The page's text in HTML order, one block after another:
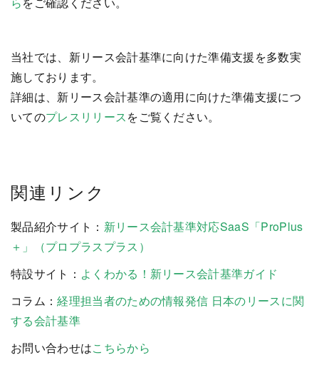
当社では、新リース会計基準に向けた準備支援を多数実
施しております。
詳細は、新リース会計基準の適用に向けた準備支援につ
いてのプレスリリースをご覧ください。
関連リンク
製品紹介サイト： 新リース会計基準対応SaaS「ProPlus
＋」（プロプラスプラス）
特設サイト： よくわかる！新リース会計基準ガイド
コラム：経理担当者のための情報発信 日本のリースに関
する会計基準
お問い合わせはこちらから